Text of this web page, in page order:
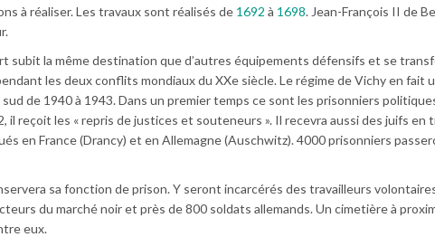
à réaliser. Les travaux sont réalisés de 1692 à 1698. Jean-François II de
subit la même destination que d’autres équipements défensifs et se
les deux conflits mondiaux du XXe siècle. Le régime de Vichy en fait
de 1940 à 1943. Dans un premier temps ce sont les prisonniers
il reçoit les « repris de justices et souteneurs ». Il recevra aussi des juifs en
en France (Drancy) et en Allemagne (Auschwitz). 4000 prisonniers
sa fonction de prison. Y seront incarcérés des travailleurs
du marché noir et près de 800 soldats allemands. Un cimetière à
eux.